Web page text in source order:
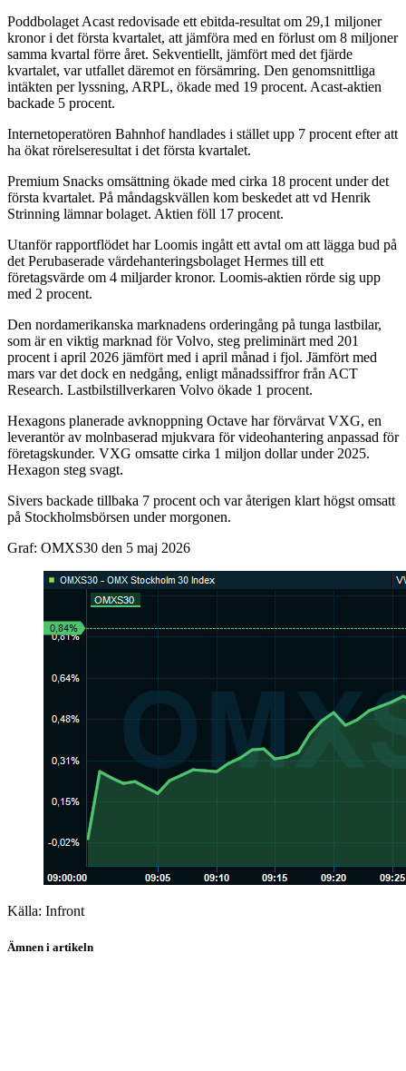
Poddbolaget Acast redovisade ett ebitda-resultat om 29,1 miljoner
kronor i det första kvartalet, att jämföra med en förlust om 8 miljoner
samma kvartal förre året. Sekventiellt, jämfört med det fjärde
kvartalet, var utfallet däremot en försämring. Den genomsnittliga
intäkten per lyssning, ARPL, ökade med 19 procent. Acast-aktien
backade 5 procent.
Internetoperatören Bahnhof handlades i stället upp 7 procent efter att
ha ökat rörelseresultat i det första kvartalet.
Premium Snacks omsättning ökade med cirka 18 procent under det
första kvartalet. På måndagskvällen kom beskedet att vd Henrik
Strinning lämnar bolaget. Aktien föll 17 procent.
Utanför rapportflödet har Loomis ingått ett avtal om att lägga bud på
det Perubaserade värdehanteringsbolaget Hermes till ett
företagsvärde om 4 miljarder kronor. Loomis-aktien rörde sig upp
med 2 procent.
Den nordamerikanska marknadens orderingång på tunga lastbilar,
som är en viktig marknad för Volvo, steg preliminärt med 201
procent i april 2026 jämfört med i april månad i fjol. Jämfört med
mars var det dock en nedgång, enligt månadssiffror från ACT
Research. Lastbilstillverkaren Volvo ökade 1 procent.
Hexagons planerade avknoppning Octave har förvärvat VXG, en
leverantör av molnbaserad mjukvara för videohantering anpassad för
företagskunder. VXG omsatte cirka 1 miljon dollar under 2025.
Hexagon steg svagt.
Sivers backade tillbaka 7 procent och var återigen klart högst omsatt
på Stockholmsbörsen under morgonen.
Graf: OMXS30 den 5 maj 2026
Källa: Infront
Ämnen i artikeln